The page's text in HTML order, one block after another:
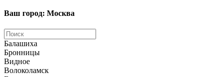
Ваш город: Москва
Балашиха
Бронницы
Видное
Волоколамск